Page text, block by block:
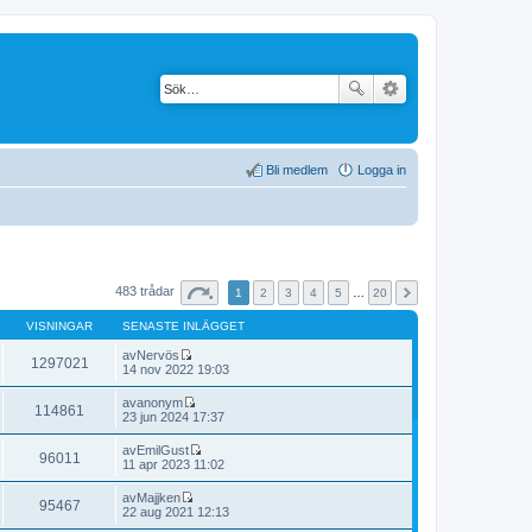
Logga in
Bli medlem
483 trådar 1 2 3 4 5 20
VISNINGAR SENASTE INLÄGGET
1297021 avNervös
G
t
i
l
l
d
e
t
e
14 nov 2022 19:03
114861 avanonym
G
t
i
l
l
e
t
23 jun 2024 17:37
96011 avEmilGust
G
l
11 apr 2023 11:02
95467 avMajjken
G
22 aug 2021 12:13